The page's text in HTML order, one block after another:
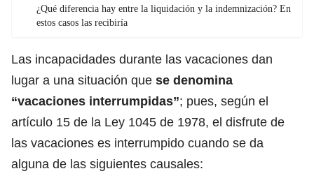
¿Qué diferencia hay entre la liquidación y la indemnización? En
estos casos las recibiría
Las incapacidades durante las vacaciones dan
lugar a una situación que se denomina
“vacaciones interrumpidas”; pues, según el
artículo 15 de la Ley 1045 de 1978, el disfrute de
las vacaciones es interrumpido cuando se da
alguna de las siguientes causales: